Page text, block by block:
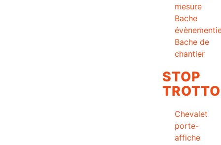
mesure
Bache
Bache de
chantier
STOP
Chevalet
porte-
affiche